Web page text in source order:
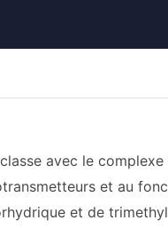
avec le
et au
et de